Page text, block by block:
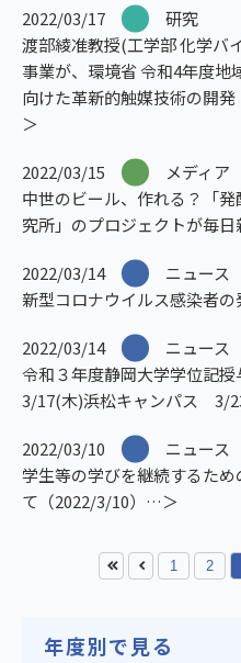
2022/03/17
研究
渡部綾准教授(工学部 化学バ
事業が、環境省 令和4年度地
向けた革新的触媒技術の開
2022/03/15
メディア
中世のビール、作れる？「
究所」のプロジェクトが毎
2022/03/14
ニュース
新型コロナウイルス感染者
2022/03/14
ニュース
令和３年度静岡大学学位記授
3/17(木)浜松キャンパス 3/
2022/03/10
ニュース
学生等の学びを継続するた
て（2022/3/10）
1 2
年度別で見る